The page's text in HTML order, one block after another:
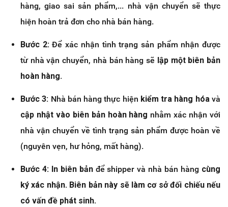
hàng, giao sai sản phẩm,... nhà vận chuyển sẽ thực
hiện hoàn trả đơn cho nhà bán hàng.
Bước 2:Để xác nhận tình trạng sản phẩm nhận được
từ nhà vận chuyển, nhà bán hàng sẽ lập một biên bản
hoàn hàng.
Bước 3: Nhà bán hàng thực hiện kiểm tra hàng hóa và
cập nhật vào biên bản hoàn hàng nhằm xác nhận với
nhà vận chuyển về tình trạng sản phẩm được hoàn về
(nguyên vẹn, hư hỏng, mất hàng).
Bước 4: In biên bảnđể shipper và nhà bán hàng cùng
ký xác nhận. Biên bản này sẽ làm cơ sở đối chiếu nếu
có vấn đề phát sinh.